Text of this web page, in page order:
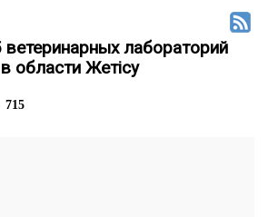
ветеринарных лабораторий
области Жетісу
715